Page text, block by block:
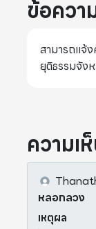
ข้อควา
สามารถแจ้
ยุติธรรมจัง
ความเ
หลอกลวง
เหตุผล